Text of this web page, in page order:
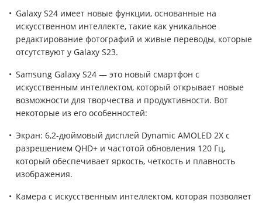
Galaxy S24 имеет новые функции, основанные на
искусственном интеллекте, такие как уникальное
редактирование фотографий и живые переводы, которые
отсутствуют у Galaxy S23.
Samsung Galaxy S24 — это новый смартфон с
искусственным интеллектом, который открывает новые
возможности для творчества и продуктивности. Вот
некоторые из его особенностей:
Экран: 6,2-дюймовый дисплей Dynamic AMOLED 2X с
разрешением QHD+ и частотой обновления 120 Гц,
который обеспечивает яркость, четкость и плавность
изображения.
Камера с искусственным интеллектом, которая позволяет